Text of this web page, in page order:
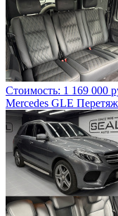
Стоимость: 1 169 000
Mercedes GLE